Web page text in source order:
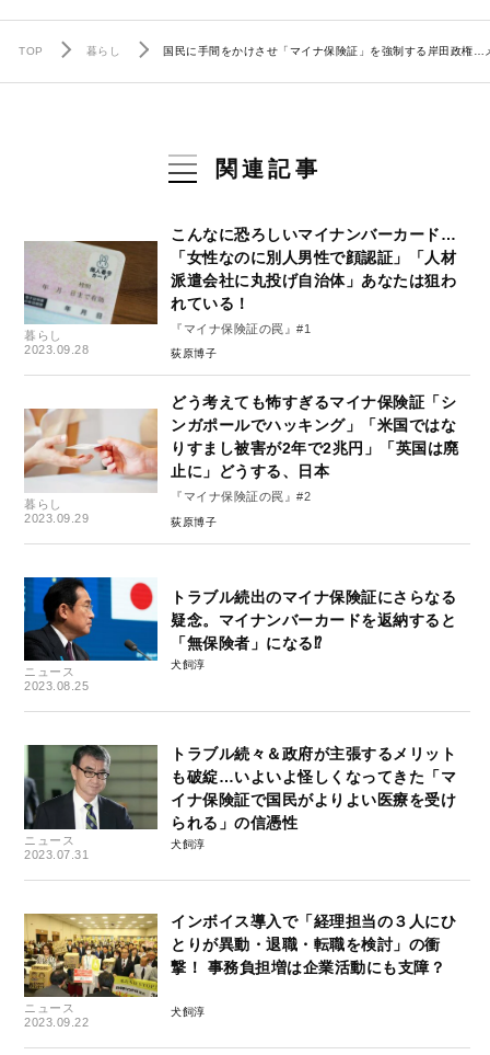
TOP 暮らし 国民に手間をかけさせ「マイナ保険証」を強制する岸田政権
関連記事
暮らし
2023.09.28
こんなに恐ろしいマイナンバーカード…
「女性なのに別人男性で顔認証」「人材
派遣会社に丸投げ自治体」あなたは狙わ
れている！
『マイナ保険証の罠』#1
荻原博子
暮らし
2023.09.29
どう考えても怖すぎるマイナ保険証「シ
ンガポールでハッキング」「米国ではな
りすまし被害が2年で2兆円」「英国は廃
止に」どうする、日本
『マイナ保険証の罠』#2
荻原博子
ニュース
2023.08.25
トラブル続出のマイナ保険証にさらなる
疑念。マイナンバーカードを返納すると
「無保険者」になる⁉
犬飼淳
ニュース
2023.07.31
トラブル続々＆政府が主張するメリット
も破綻…いよいよ怪しくなってきた「マ
イナ保険証で国民がよりよい医療を受け
られる」の信憑性
犬飼淳
ニュース
2023.09.22
インボイス導入で「経理担当の３人にひ
とりが異動・退職・転職を検討」の衝
撃！ 事務負担増は企業活動にも支障？
犬飼淳